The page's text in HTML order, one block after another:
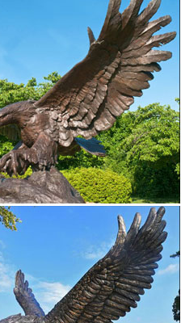
от небольших
собака стоит купить зависит
всего от 50 рублей с
+7938 50 40 900 | Папа Карло.